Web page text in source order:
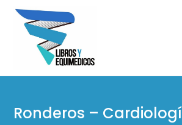
Ronderos –